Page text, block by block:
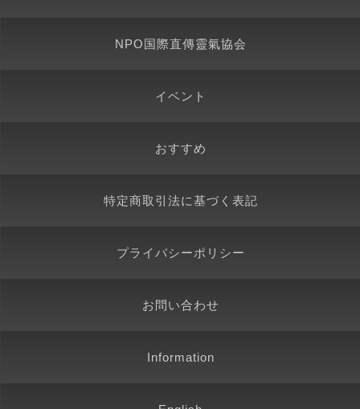
NPO国際直傳靈氣協会
イベント
おすすめ
特定商取引法に基づく表記
プライバシーポリシー
お問い合わせ
Information